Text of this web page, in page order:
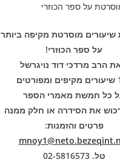
על ספר הכוזרי
שיעורים מוסרטת מקיפה ביותר
על ספר הכוזרי!
הרב מרדכי דוד נויגרשל
כל חמשת מאמרי הספר
את הסידרה או חלק ממנה
פרטים והזמנות:
טל. 02-5816573